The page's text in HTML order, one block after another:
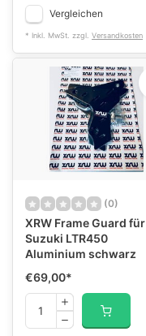
Vergleichen
* Inkl. MwSt. zzgl. Versandkosten
(0)
XRW Frame Guard für
Suzuki LTR450
Aluminium schwarz
€69,00*